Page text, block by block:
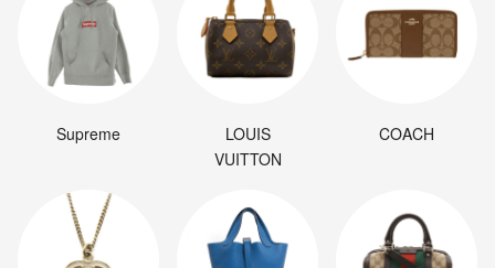
Supreme
LOUIS
VUITTON
COACH